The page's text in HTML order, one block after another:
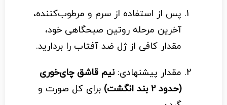
پس از استفاده از سرم و مرطوب‌کننده،
آخرین مرحله روتین صبحگاهی خود،
مقدار کافی از ژل ضد آفتاب را بردارید.
مقدار پیشنهادی:نیم قاشق چای‌خوری
(حدود ۲ بند انگشت)
برای کل صورت و